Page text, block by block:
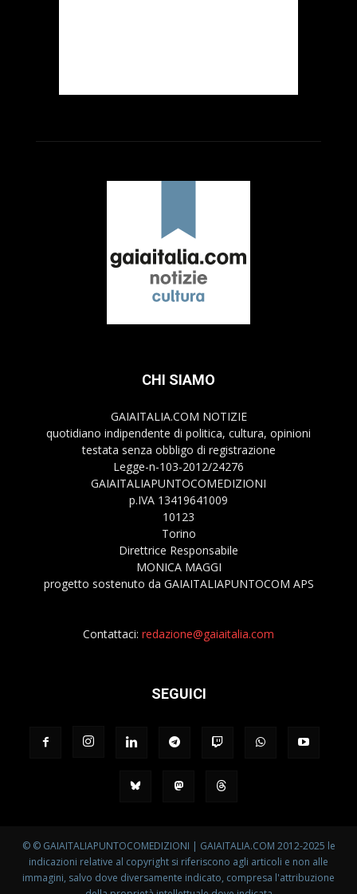
CHI SIAMO
GAIAITALIA.COM NOTIZIE
quotidiano indipendente di politica, cultura, opinioni
testata senza obbligo di registrazione
Legge-n-103-2012/24276
GAIAITALIAPUNTOCOMEDIZIONI
p.IVA 13419641009
10123
Torino
Direttrice Responsabile
MONICA MAGGI
progetto sostenuto da GAIAITALIAPUNTOCOM APS
Contattaci: redazione@gaiaitalia.com
SEGUICI
© © GAIAITALIAPUNTOCOMEDIZIONI | GAIAITALIA.COM 2012-2025 le
indicazioni relative al copyright si riferiscono agli articoli e non alle
immagini, salvo dove diversamente indicato, compresa l'attribuzione